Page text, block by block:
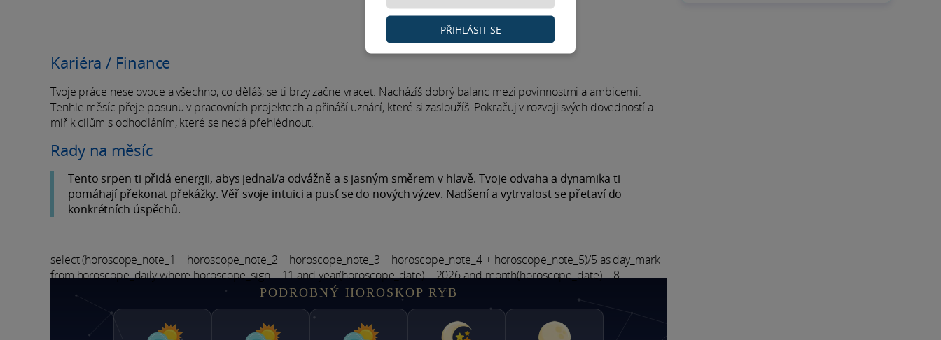
Kariéra / Finance
Tvoje práce nese ovoce a všechno, co děláš, se ti brzy začne vracet. Nacházíš dobrý balanc mezi povinnostmi a ambicemi.
Tenhle měsíc přeje posunu v pracovních projektech a přináší uznání, které si zasloužíš. Pokračuj v rozvoji svých dovedností a
míř k cílům s odhodláním, které se nedá přehlédnout.
Rady na měsíc
Tento srpen ti přidá energii, abys jednal/a odvážně a s jasným směrem v hlavě. Tvoje odvaha a dynamika ti
pomáhají překonat překážky. Věř svoje intuici a pusť se do nových výzev. Nadšení a vytrvalost se přetaví do
konkrétních úspěchů.
select (horoscope_note_1 + horoscope_note_2 + horoscope_note_3 + horoscope_note_4 + horoscope_note_5)/5 as day_mark
from horoscope_daily where horoscope_sign = 11 and year(horoscope_date) = 2026 and month(horoscope_date) = 8
PODROBNÝ HOROSKOP RYB
PŘIHLÁSIT SE